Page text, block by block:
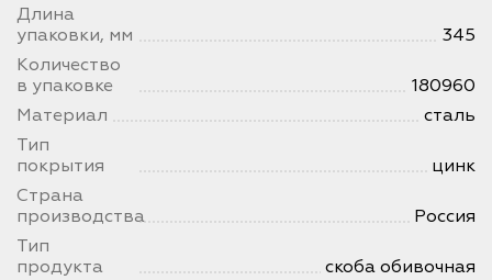
Длина
упаковки, мм
345
Количество
в упаковке
180960
Материал
сталь
Тип
покрытия
цинк
Страна
производства
Россия
Тип
продукта
скоба обивочная